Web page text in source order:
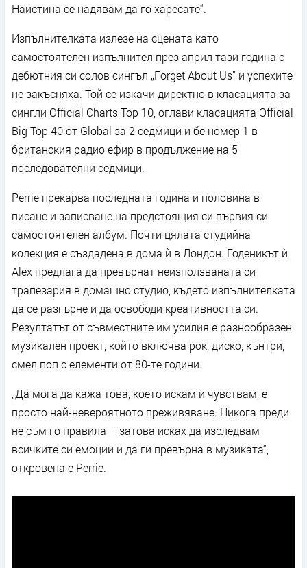
Наистина се надявам да го харесате“.
Изпълнителката излезе на сцената като
самостоятелен изпълнител през април тази година с
дебютния си солов сингъл „Forget About Us” и успехите
не закъсняха. Той се изкачи директно в класацията за
сингли Official Charts Top 10, оглави класацията Official
Big Top 40 от Global за 2 седмици и бе номер 1 в
британския радио ефир в продължение на 5
последователни седмици.
Perrie прекарва последната година и половина в
писане и записване на предстоящия си първия си
самостоятелен албум. Почти цялата студийна
колекция е създадена в дома ѝ в Лондон. Годеникът ѝ
Alex предлага да превърнат неизползваната си
трапезария в домашно студио, където изпълнителката
да се разгърне и да освободи креативността си.
Резултатът от съвместните им усилия е разнообразен
музикален проект, който включва рок, диско, кънтри,
смел поп с елементи от 80-те години.
„Да мога да кажа това, което искам и чувствам, е
просто най-невероятното преживяване. Никога преди
не съм го правила – затова исках да изследвам
всичките си емоции и да ги превърна в музиката“,
откровена е Perrie.